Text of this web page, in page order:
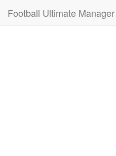
Football Ultimate Manager